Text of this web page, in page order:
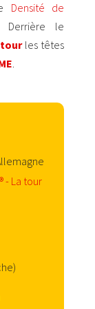
Densité de
le
tourles têtes
.
- La tour